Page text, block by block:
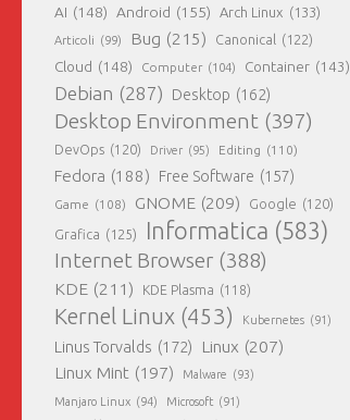
AI (148) Android (155) Arch Linux (133)
Articoli (99) Bug (215) Canonical (122)
Cloud (148) Computer (104) Container (143)
Debian (287) Desktop (162)
Desktop Environment (397)
DevOps (120) Driver (95) Editing (110)
Fedora (188) Free Software (157)
Game (108) GNOME (209) Google (120)
Grafica (125) Informatica (583)
Internet Browser (388)
KDE (211) KDE Plasma (118)
Kernel Linux (453) Kubernetes (91)
Linus Torvalds (172) Linux (207)
Linux Mint (197) Malware (93)
Manjaro Linux (94) Microsoft (91)